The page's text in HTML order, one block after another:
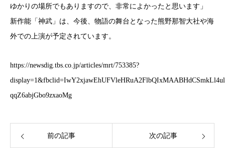
ゆかりの場所でもありますので、非常によかったと思います」
新作能「神武」は、今後、物語の舞台となった熊野那智大社や海
外での上演が予定されています。
https://newsdig.tbs.co.jp/articles/mrt/753385?
qqZ6abjGbo9zxaoMg
前の記事 次の記事